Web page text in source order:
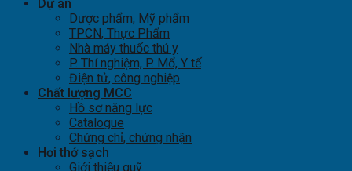
Dự án
Dược phẩm, Mỹ phẩm
TPCN, Thực Phẩm
Nhà máy thuốc thú y
P. Thí nghiệm, P. Mổ, Y tế
Điện tử, công nghiệp
Chất lượng MCC
Hồ sơ năng lực
Catalogue
Chứng chỉ, chứng nhận
Hơi thở sạch
Giới thiệu quỹ